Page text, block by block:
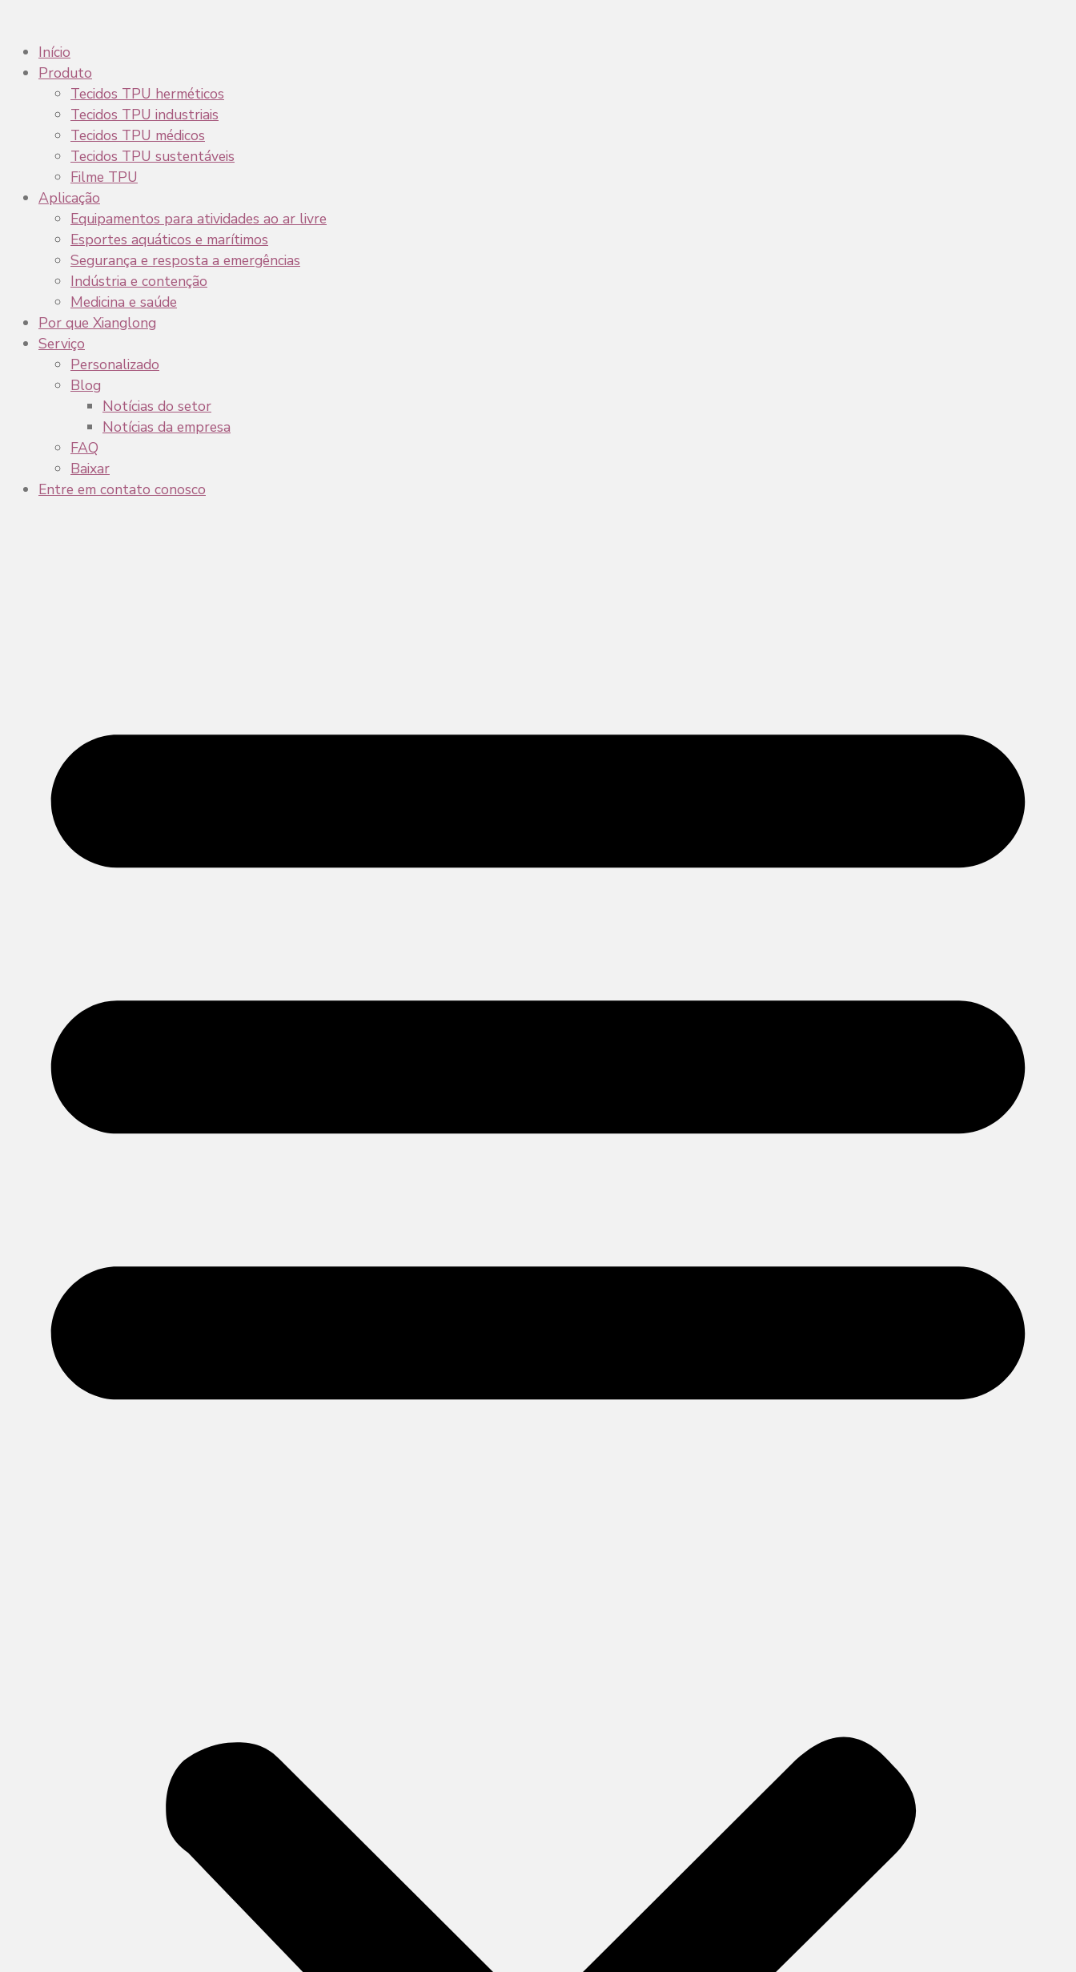
Início
Produto
Tecidos TPU herméticos
Tecidos TPU industriais
Tecidos TPU médicos
Tecidos TPU sustentáveis
Filme TPU
Aplicação
Equipamentos para atividades ao ar livre
Esportes aquáticos e marítimos
Segurança e resposta a emergências
Indústria e contenção
Medicina e saúde
Por que Xianglong
Serviço
Personalizado
Blog
Notícias do setor
Notícias da empresa
FAQ
Baixar
Entre em contato conosco